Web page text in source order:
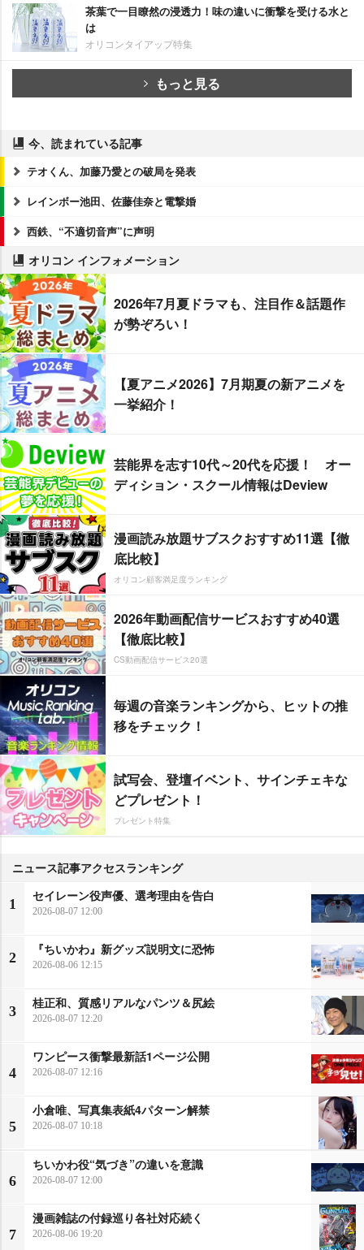
茶葉で一目瞭然の浸透力！味の違いに衝撃を受ける水と
は
オリコンタイアップ特集
もっと見る
今、読まれている記事
テオくん、加藤乃愛との破局を発表
レインボー池田、佐藤佳奈と電撃婚
西鉄、“不適切音声”に声明
オリコン インフォメーション
2026年7月夏ドラマも、注目作＆話題作
が勢ぞろい！
【夏アニメ2026】7月期夏の新アニメを
一挙紹介！
芸能界を志す10代～20代を応援！ オー
ディション・スクール情報はDeview
漫画読み放題サブスクおすすめ11選【徹
底比較】
オリコン顧客満足度ランキング
2026年動画配信サービスおすすめ40選
【徹底比較】
CS動画配信サービス20選
毎週の音楽ランキングから、ヒットの推
移をチェック！
試写会、登壇イベント、サインチェキな
どプレゼント！
プレゼント特集
ニュース記事アクセスランキング
1
セイレーン役声優、選考理由を告白
2026-08-07 12:00
2
『ちいかわ』新グッズ説明文に恐怖
2026-08-06 12:15
3
桂正和、質感リアルなパンツ＆尻絵
2026-08-07 12:20
4
ワンピース衝撃最新話1ページ公開
2026-08-07 12:16
5
小倉唯、写真集表紙4パターン解禁
2026-08-07 10:18
6
ちいかわ役“気づき”の違いを意識
2026-08-07 12:00
7
漫画雑誌の付録巡り各社対応続く
2026-08-06 19:20